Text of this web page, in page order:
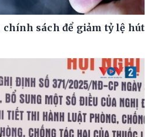
chính sách để giảm tỷ lệ hút